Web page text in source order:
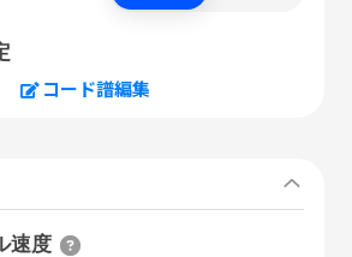
コード譜編集
速度